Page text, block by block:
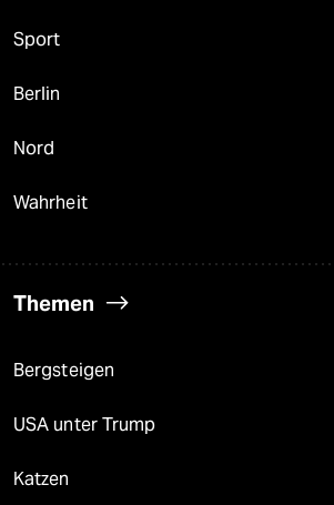
Sport
Berlin
Nord
Wahrheit
Themen
Bergsteigen
USA unter Trump
Katzen